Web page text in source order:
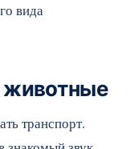
вида
животные
транспорт.